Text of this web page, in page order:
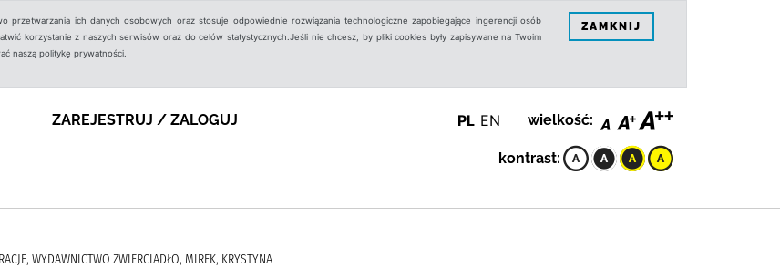
ich danych osobowych oraz stosuje odpowiednie rozwiązania technologiczne zapobiegające ingerencji osób
korzystanie z naszych serwisów oraz do celów statystycznych.Jeśli nie chcesz, by pliki cookies były zapisywane na Twoim
naszą politykę prywatności.
ZAMKNIJ
ZAREJESTRUJ / ZALOGUJ PL EN wielkość:
kontrast:
WYDAWNICTWO ZWIERCIADŁO, MIREK, KRYSTYNA